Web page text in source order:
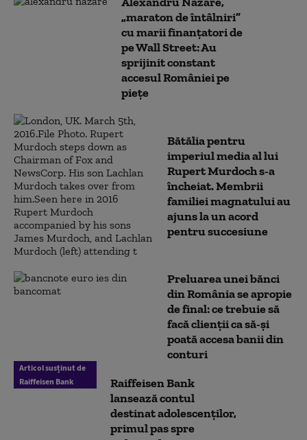
„maraton de întâlniri”
cu marii finanţatori de
pe Wall Street: Au
sprijinit constant
accesul României pe
pieţe
Bătălia pentru
imperiul media al lui
Rupert Murdoch s-a
încheiat. Membrii
familiei magnatului au
ajuns la un acord
pentru succesiune
Preluarea unei bănci
din România se apropie
de final: ce trebuie să
facă clienții ca să-și
poată accesa banii din
conturi
Articol susținut de
Raiffeisen Bank
Raiffeisen Bank
lansează contul
destinat adolescenților,
primul pas spre